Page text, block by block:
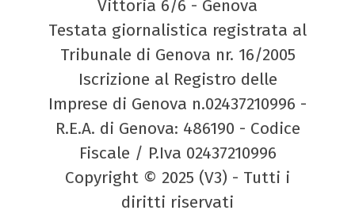
Vittoria 6/6 - Genova
Testata giornalistica registrata al
Tribunale di Genova nr. 16/2005
Iscrizione al Registro delle
Imprese di Genova n.02437210996 -
R.E.A. di Genova: 486190 - Codice
Fiscale / P.Iva 02437210996
Copyright © 2025 (V3) - Tutti i
diritti riservati